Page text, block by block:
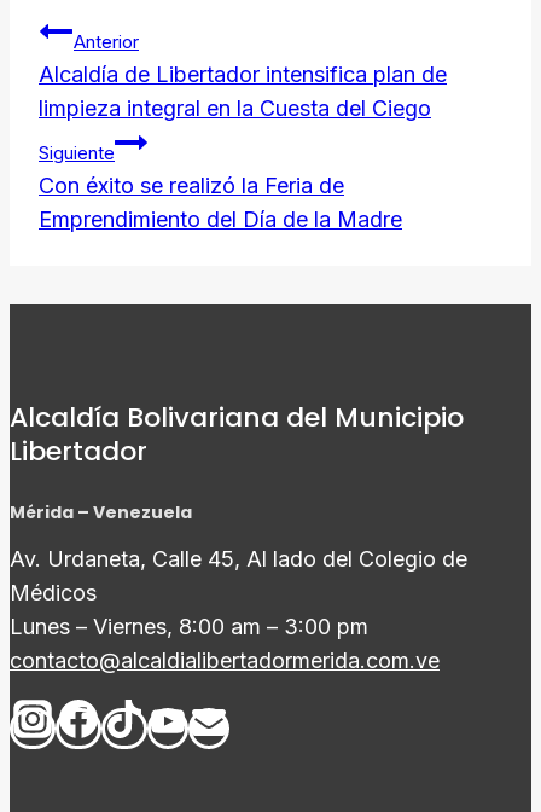
Navegación
de
entradas
Anterior
Alcaldía de Libertador intensifica plan de
limpieza integral en la Cuesta del Ciego
Siguiente
​Con éxito se realizó la Feria de
Emprendimiento del Día de la Madre
Alcaldía Bolivariana del Municipio
Libertador
Mérida – Venezuela
Av. Urdaneta, Calle 45, Al lado del Colegio de
Médicos
Lunes – Viernes, 8:00 am – 3:00 pm
contacto@alcaldialibertadormerida.com.ve